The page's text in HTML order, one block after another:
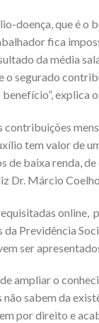
doença, que é
fica
da média
o segurado
explica
contribuições
tem valor de
de baixa renda,
Dr. Márcio Coelho.
online,
Previdência
ser
ampliar o
sabem da
por direito e